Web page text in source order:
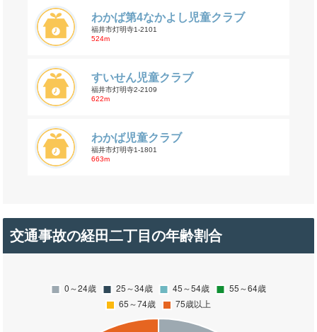
わかば第4なかよし児童クラブ
福井市灯明寺1-2101
524m
すいせん児童クラブ
福井市灯明寺2-2109
622m
わかば児童クラブ
福井市灯明寺1-1801
663m
交通事故の経田二丁目の年齢割合